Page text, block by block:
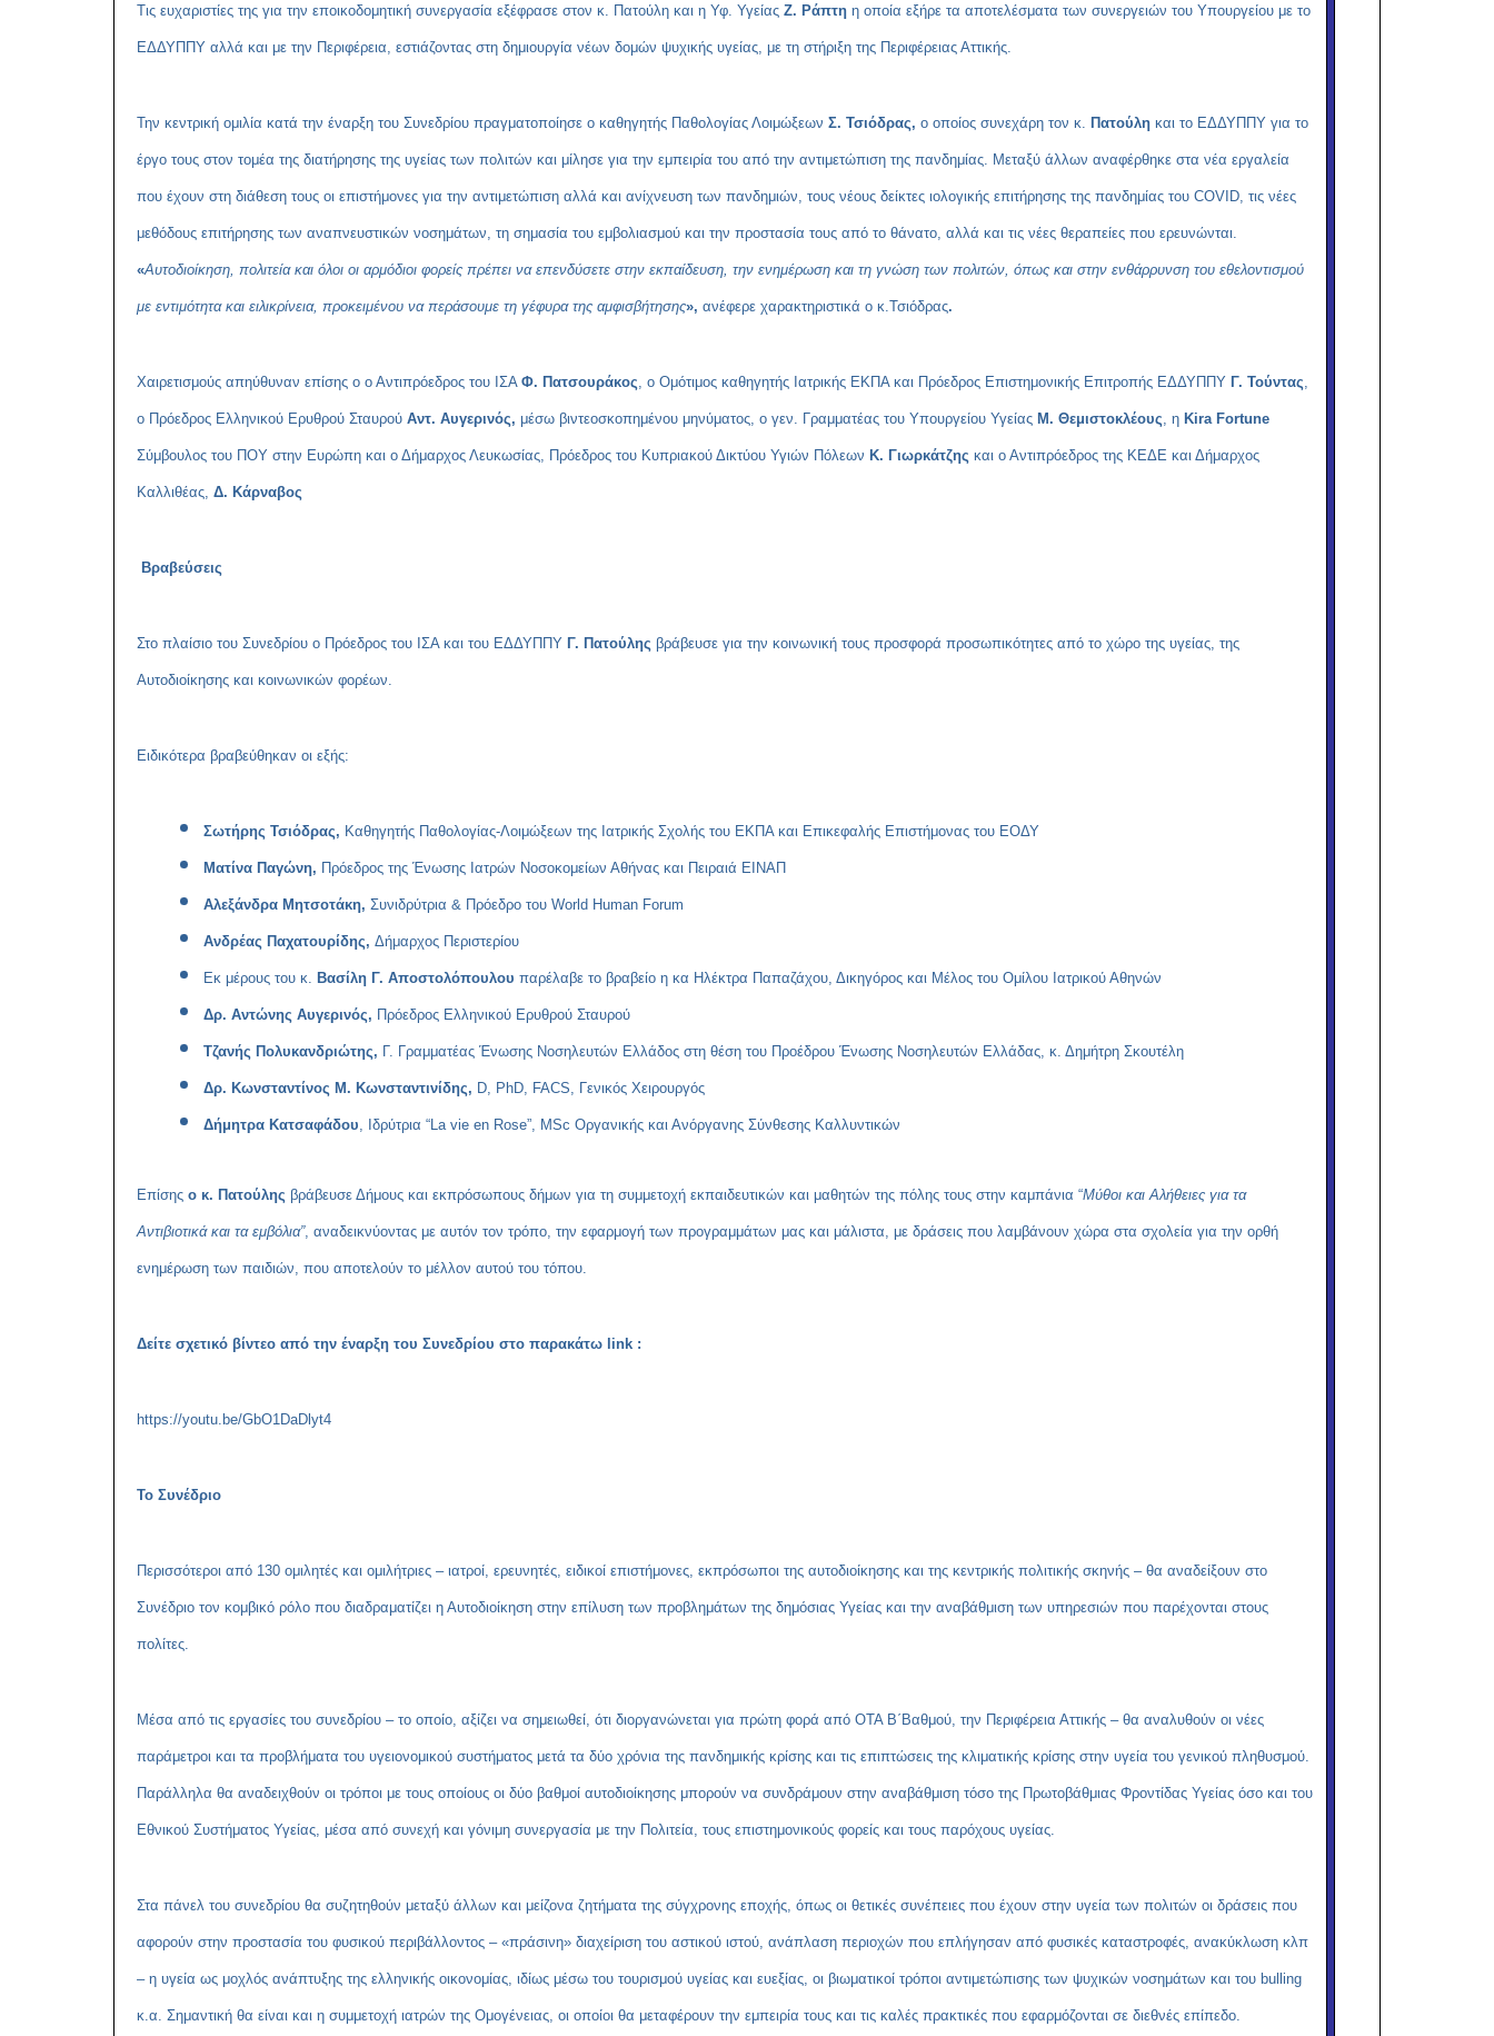
Τις ευχαριστίες της για την εποικοδομητική συνεργασία εξέφρασε στον κ. Πατούλη και η Υφ. Υγείας Ζ. Ράπτη η οποία εξήρε τα αποτελέσματα των συνεργειών του Υπουργείου με το
ΕΔΔΥΠΠΥ αλλά και με την Περιφέρεια, εστιάζοντας στη δημιουργία νέων δομών ψυχικής υγείας, με τη στήριξη της Περιφέρειας Αττικής.
Την κεντρική ομιλία κατά την έναρξη του Συνεδρίου πραγματοποίησε ο καθηγητής Παθολογίας Λοιμώξεων Σ. Τσιόδρας, ο οποίος συνεχάρη τον κ. Πατούλη και το ΕΔΔΥΠΠΥ για το
έργο τους στον τομέα της διατήρησης της υγείας των πολιτών και μίλησε για την εμπειρία του από την αντιμετώπιση της πανδημίας. Μεταξύ άλλων αναφέρθηκε στα νέα εργαλεία
που έχουν στη διάθεση τους οι επιστήμονες για την αντιμετώπιση αλλά και ανίχνευση των πανδημιών, τους νέους δείκτες ιολογικής επιτήρησης της πανδημίας του COVID , τις νέες
μεθόδους επιτήρησης των αναπνευστικών νοσημάτων, τη σημασία του εμβολιασμού και την προστασία τους από το θάνατο, αλλά και τις νέες θεραπείες που ερευνώνται.
«Αυτοδιοίκηση, πολιτεία και όλοι οι αρμόδιοι φορείς πρέπει να επενδύσετε στην εκπαίδευση, την ενημέρωση και τη γνώση των πολιτών, όπως και στην ενθάρρυνση του εθελοντισμού
με εντιμότητα και ειλικρίνεια, προκειμένου να περάσουμε τη γέφυρα της αμφισβήτησης», ανέφερε χαρακτηριστικά ο κ.Τσιόδρας.
Χαιρετισμούς απηύθυναν επίσης ο ο Αντιπρόεδρος του ΙΣΑ Φ. Πατσουράκος , ο Ομότιμος καθηγητής Ιατρικής ΕΚΠΑ και Πρόεδρος Επιστημονικής Επιτροπής ΕΔΔΥΠΠΥ Γ. Τούντας
ο Πρόεδρος Ελληνικού Ερυθρού Σταυρού Αντ. Αυγερινός, μέσω βιντεοσκοπημένου μηνύματος, ο γεν. Γραμματέας του Υπουργείου Υγείας Μ. Θεμιστοκλέους , η Kira Fortune
Σύμβουλος του ΠΟΥ στην Ευρώπη και ο Δήμαρχος Λευκωσίας, Πρόεδρος του Κυπριακού Δικτύου Υγιών Πόλεων Κ. Γιωρκάτζης και ο Αντιπρόεδρος της ΚΕΔΕ και Δήμαρχος
Καλλιθέας, Δ. Κάρναβος
Βραβεύσεις
Στο πλαίσιο του Συνεδρίου ο Πρόεδρος του ΙΣΑ και του ΕΔΔΥΠΠΥ Γ. Πατούλης βράβευσε για την κοινωνική τους προσφορά προσωπικότητες από το χώρο της υγείας, της
Αυτοδιοίκησης και κοινωνικών φορέων.
Ειδικότερα βραβεύθηκαν οι εξής:
Σωτήρης Τσιόδρας, Καθηγητής Παθολογίας-Λοιμώξεων της Ιατρικής Σχολής του ΕΚΠΑ και Επικεφαλής Επιστήμονας του ΕΟΔΥ
Ματίνα Παγώνη, Πρόεδρος της Ένωσης Ιατρών Νοσοκομείων Αθήνας και Πειραιά ΕΙΝΑΠ
Αλεξάνδρα Μητσοτάκη, Συνιδρύτρια & Πρόεδρο του World Human Forum
Ανδρέας Παχατουρίδης, Δήμαρχος Περιστερίου
Εκ μέρους του κ. Βασίλη Γ. Αποστολόπουλου παρέλαβε το βραβείο η κα Ηλέκτρα Παπαζάχου, Δικηγόρος και Μέλος του Ομίλου Ιατρικού Αθηνών
Δρ. Αντώνης Αυγερινός, Πρόεδρος Ελληνικού Ερυθρού Σταυρού
Τζανής Πολυκανδριώτης, Γ. Γραμματέας Ένωσης Νοσηλευτών Ελλάδος στη θέση του Προέδρου Ένωσης Νοσηλευτών Ελλάδας, κ. Δημήτρη Σκουτέλη
Δρ. Κωνσταντίνος Μ. Κωνσταντινίδης, D, PhD, FACS, Γενικός Χειρουργός
Δήμητρα Κατσαφάδου , Ιδρύτρια “La vie en Rose”, MSc Οργανικής και Ανόργανης Σύνθεσης Καλλυντικών
Επίσης ο κ. Πατούλης βράβευσε Δήμους και εκπρόσωπους δήμων για τη συμμετοχή εκπαιδευτικών και μαθητών της πόλης τους στην καμπάνια “Μύθοι και Αλήθειες για τα
Αντιβιοτικά και τα εμβόλια”, αναδεικνύοντας με αυτόν τον τρόπο, την εφαρμογή των προγραμμάτων μας και μάλιστα, με δράσεις που λαμβάνουν χώρα στα σχολεία για την ορθή
ενημέρωση των παιδιών, που αποτελούν το μέλλον αυτού του τόπου.
Δείτε σχετικό βίντεο από την έναρξη του Συνεδρίου στο παρακάτω link :
https://youtu.be/GbO1DaDlyt4
Το Συνέδριο
Περισσότεροι από 130 ομιλητές και ομιλήτριες – ιατροί, ερευνητές, ειδικοί επιστήμονες, εκπρόσωποι της αυτοδιοίκησης και της κεντρικής πολιτικής σκηνής – θα αναδείξουν στο
Συνέδριο τον κομβικό ρόλο που διαδραματίζει η Αυτοδιοίκηση στην επίλυση των προβλημάτων της δημόσιας Υγείας και την αναβάθμιση των υπηρεσιών που παρέχονται στους
πολίτες.
Μέσα από τις εργασίες του συνεδρίου – το οποίο, αξίζει να σημειωθεί, ότι διοργανώνεται για πρώτη φορά από ΟΤΑ Β΄Βαθμού, την Περιφέρεια Αττικής – θα αναλυθούν οι νέες
παράμετροι και τα προβλήματα του υγειονομικού συστήματος μετά τα δύο χρόνια της πανδημικής κρίσης και τις επιπτώσεις της κλιματικής κρίσης στην υγεία του γενικού πληθυσμού.
Παράλληλα θα αναδειχθούν οι τρόποι με τους οποίους οι δύο βαθμοί αυτοδιοίκησης μπορούν να συνδράμουν στην αναβάθμιση τόσο της Πρωτοβάθμιας Φροντίδας Υγείας όσο και του
Εθνικού Συστήματος Υγείας, μέσα από συνεχή και γόνιμη συνεργασία με την Πολιτεία, τους επιστημονικούς φορείς και τους παρόχους υγείας.
Στα πάνελ του συνεδρίου θα συζητηθούν μεταξύ άλλων και μείζονα ζητήματα της σύγχρονης εποχής, όπως οι θετικές συνέπειες που έχουν στην υγεία των πολιτών οι δράσεις που
αφορούν στην προστασία του φυσικού περιβάλλοντος – «πράσινη» διαχείριση του αστικού ιστού, ανάπλαση περιοχών που επλήγησαν από φυσικές καταστροφές, ανακύκλωση κλπ
– η υγεία ως μοχλός ανάπτυξης της ελληνικής οικονομίας, ιδίως μέσω του τουρισμού υγείας και ευεξίας, οι βιωματικοί τρόποι αντιμετώπισης των ψυχικών νοσημάτων και του bulling
κ.α. Σημαντική θα είναι και η συμμετοχή ιατρών της Ομογένειας, οι οποίοι θα μεταφέρουν την εμπειρία τους και τις καλές πρακτικές που εφαρμόζονται σε διεθνές επίπεδο.